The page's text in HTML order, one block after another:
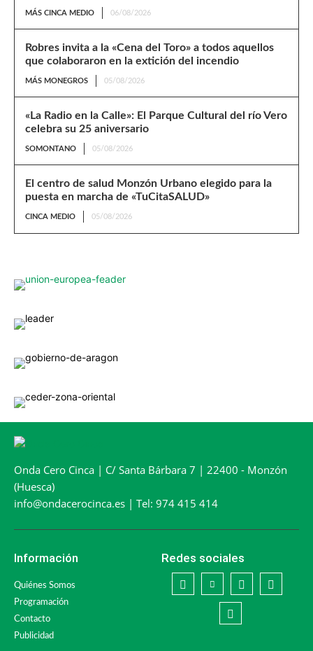
MÁS CINCA MEDIO 06/08/2026
Robres invita a la «Cena del Toro» a todos aquellos
que colaboraron en la extición del incendio
MÁS MONEGROS 05/08/2026
«La Radio en la Calle»: El Parque Cultural del río Vero
celebra su 25 aniversario
SOMONTANO 05/08/2026
El centro de salud Monzón Urbano elegido para la
puesta en marcha de «TuCitaSALUD»
CINCA MEDIO 05/08/2026
Onda Cero Cinca | C/ Santa Bárbara 7 | 22400 - Monzón
(Huesca)
info@ondacerocinca.es | Tel: 974 415 414
Información
Quiénes Somos
Programación
Contacto
Publicidad
Redes sociales